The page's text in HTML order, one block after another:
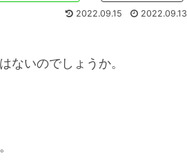
2022.09.15
2022.09.13
ないのでしょうか。